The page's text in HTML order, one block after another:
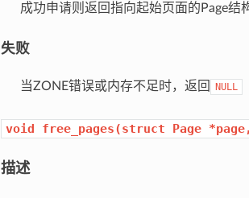
成功申请则返回指向起始页面的Page结
失败
当ZONE错误或内存不足时，返回 NULL
void free_pages(struct Page *page,
描述